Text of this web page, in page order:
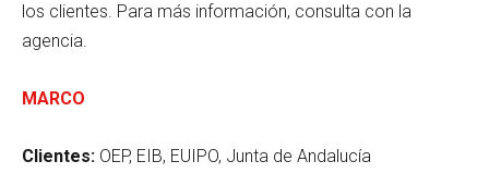
los clientes. Para más información, consulta con la
agencia.
MARCO
Clientes: OEP, EIB, EUIPO, Junta de Andalucía